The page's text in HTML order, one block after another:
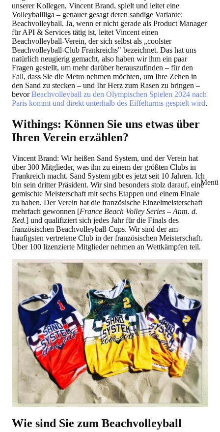
Menü
unserer Kollegen, Vincent Brand, spielt und leitet eine
Volleyballliga – genauer gesagt deren sandige Variante:
Beachvolleyball. Ja, wenn er nicht gerade als Product Manager
für API & Services tätig ist, leitet Vincent einen
Beachvolleyball-Verein, der sich selbst als „coolster
Beachvolleyball-Club Frankreichs" bezeichnet. Das hat uns
natürlich neugierig gemacht, also haben wir ihm ein paar
Fragen gestellt, um mehr darüber herauszufinden – für den
Fall, dass Sie die Metro nehmen möchten, um Ihre Zehen in
den Sand zu stecken – und Ihr Herz zum Rasen zu bringen –
bevorBeachvolleyball zu den Olympischen Spielen 2024 nach
Paris kommt und direkt unterhalb des Eiffelturms gespielt wird.
Withings: Können Sie uns etwas über
Ihren Verein erzählen?
Vincent Brand: Wir heißen Sand System, und der Verein hat
über 300 Mitglieder, was ihn zu einem der größten Clubs in
Frankreich macht. Sand System gibt es jetzt seit 10 Jahren. Ich
bin sein dritter Präsident. Wir sind besonders stolz darauf, eine
gemischte Meisterschaft mit sechs Etappen und einem Finale
zu haben. Der Verein hat die französische Einzelmeisterschaft
mehrfach gewonnen [France Beach Volley Series – Anm. d.
Red.] und qualifiziert sich jedes Jahr für die Finals des
französischen Beachvolleyball-Cups. Wir sind der am
häufigsten vertretene Club in der französischen Meisterschaft.
Über 100 lizenzierte Mitglieder nehmen an Wettkämpfen teil.
Wie sind Sie zum Beachvolleyball